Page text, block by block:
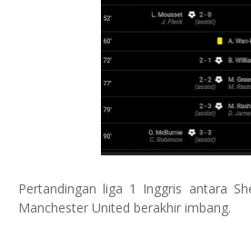
Pertandingan liga 1 Inggris antara
Manchester United berakhir imbang.